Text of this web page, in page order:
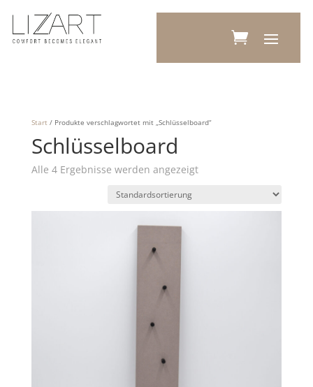
Start/ Produkte verschlagwortet mit „Schlüsselboard“
Schlüsselboard
Alle 4 Ergebnisse werden angezeigt